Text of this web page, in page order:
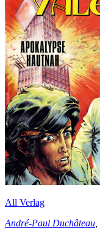
All Verlag
André-Paul Duchâteau